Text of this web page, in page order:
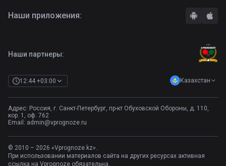
Фрибет Олимпбет
Правила
Наши партнеры:
12:44 +03:00 Казахстан
Адрес: Россия, г. Санкт-Петербург, пр-кт Обуховской Обороны, д. 110,
кор. 1, оф. 762
Email: admin@vprognoze.ru
Наши приложения:
© 2010 – 2026 «Vprognoze.kz».
При использовании материалов сайта на других ресурсах активная
ссылка на Vprognoze обязательна.